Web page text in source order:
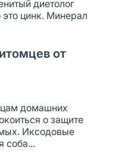
диетолог
цинк. Минерал
от
домашних
о защите
Иксодовые
соба...